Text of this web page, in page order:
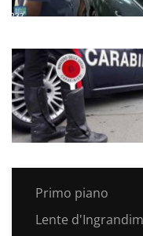
Primo piano
Lente